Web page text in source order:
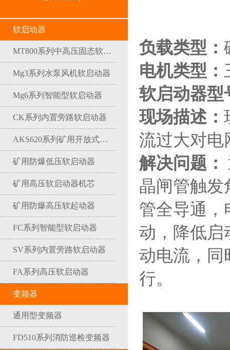
软启动器
MT800系列中高压固态软启动器
Mg3系列水泵风机软启动器
Mg6系列智能型软启动器
CK系列内置旁路软启动器
AKS620系列矿用开放式软启动器
矿用防爆低压软启动器
矿用高压软启动器机芯
矿用防爆高压软起动器
FC系列智能型软启动器
SV系列内置旁路软启动器
FA系列高压软启动器
变频器
通用型变频器
FD510系列消防巡检变频器
负载类型：
电机类型：
软启动器型
现场描述：
流过大对电
解决问题：
晶闸管触发
管全导通，
动，降低启
动电流，同
行。